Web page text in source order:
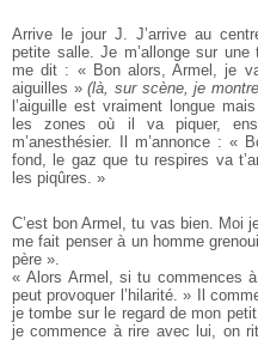
Arrive le jour J. J’arrive au
petite salle. Je m’allonge sur
me dit : « Bon alors, Armel, je
aiguilles »(là, sur scène, je
l’aiguille est vraiment longue
les zones où il va piquer,
m’anesthésier. Il m’annonce : «
fond, le gaz que tu respires va
les piqûres. »
C’est bon Armel, tu vas bien. Moi
me fait penser à un homme
père ».
« Alors Armel, si tu commences
peut provoquer l’hilarité. » Il
je tombe sur le regard de mon
je commence à rire avec lui, on